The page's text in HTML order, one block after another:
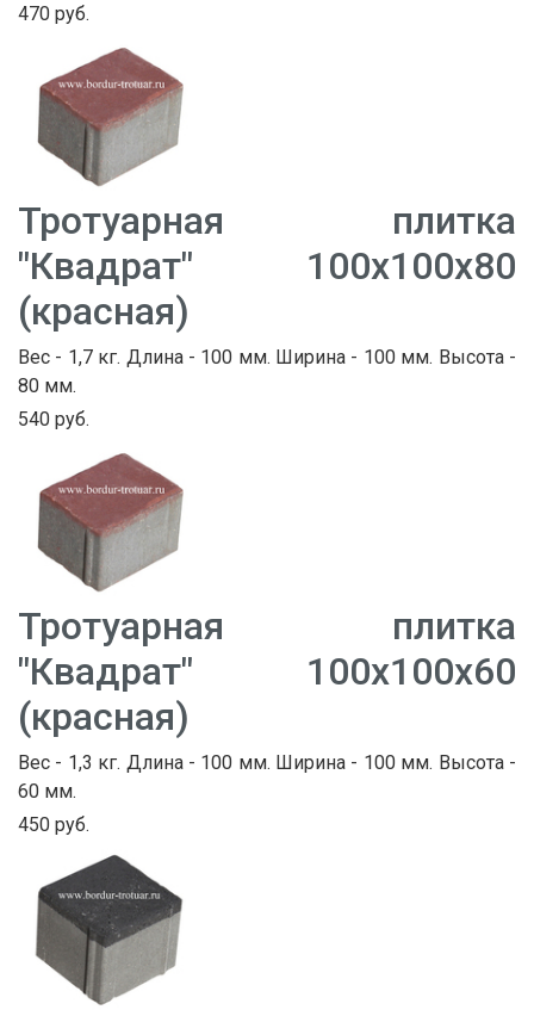
470 руб.
Тротуарная плитка
"Квадрат" 100х100х80
(красная)
Вес - 1,7 кг. Длина - 100 мм. Ширина - 100 мм. Высота -
80 мм.
540 руб.
Тротуарная плитка
"Квадрат" 100х100х60
(красная)
Вес - 1,3 кг. Длина - 100 мм. Ширина - 100 мм. Высота -
60 мм.
450 руб.